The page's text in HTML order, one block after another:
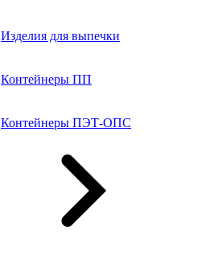
Изделия для выпечки
Контейнеры ПП
Контейнеры ПЭТ-ОПС